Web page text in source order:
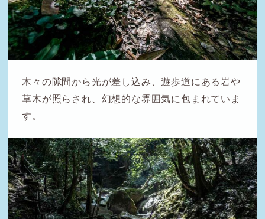
木々の隙間から光が差し込み、遊歩道にある岩や
草木が照らされ、幻想的な雰囲気に包まれていま
す。